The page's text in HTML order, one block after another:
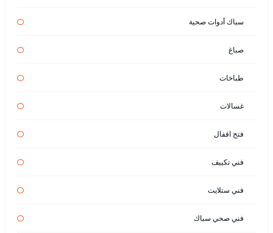
سباك أدوات صحية
صباغ
طباخات
غسالات
فتح اقفال
فني تكييف
فني ستلايت
فني صحي سباك